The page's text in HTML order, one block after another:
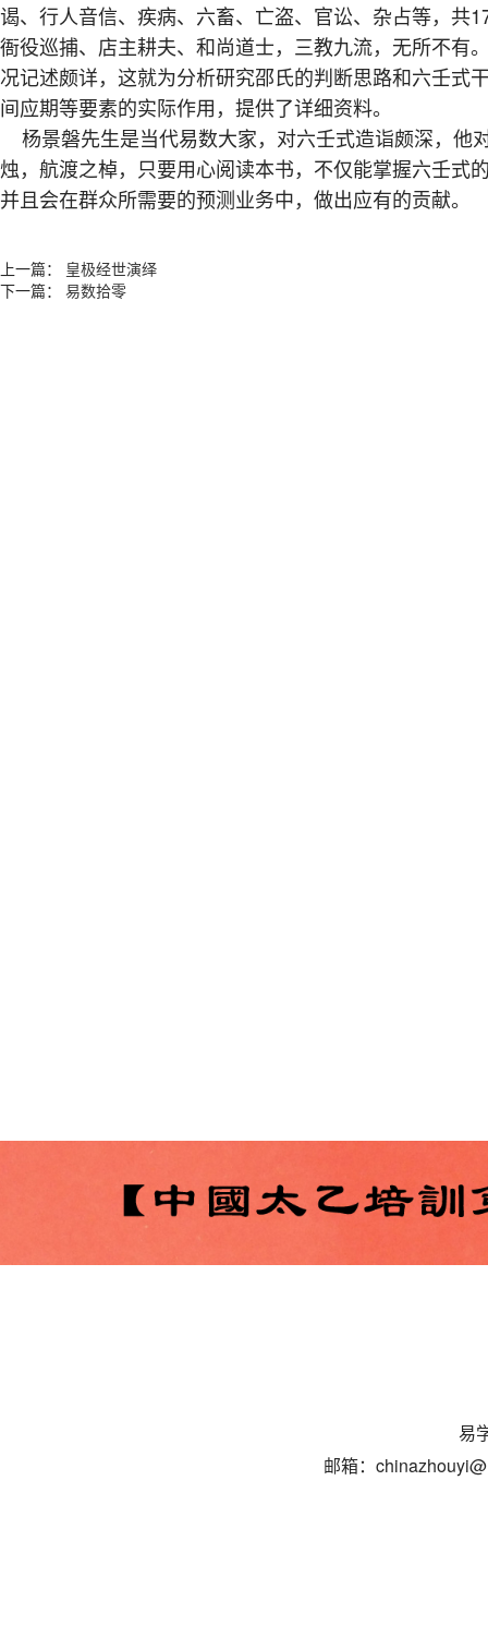
谒、行人音信、疾病、六畜、亡盗、官讼、杂占等，共
衙役巡捕、店主耕夫、和尚道士，三教九流，无所不有
况记述颇详，这就为分析研究邵氏的判断思路和六壬式
间应期等要素的实际作用，提供了详细资料。
杨景磐先生是当代易数大家，对六壬式造诣颇深，他
烛，航渡之棹，只要用心阅读本书，不仅能掌握六壬式
并且会在群众所需要的预测业务中，做出应有的贡献。
上一篇： 皇极经世演绎
下一篇： 易数拾零
易
邮箱：